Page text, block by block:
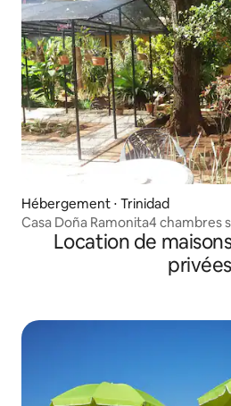
Hébergement ⋅ Trinidad
Casa Doña Ramonita4 chambres
Location de
privées